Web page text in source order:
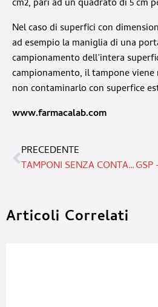
cm2, pari ad un quadrato di 5 cm
Nel caso di superfici con
ad esempio la maniglia di una
campionamento dell’intera
campionamento, il tampone
non contaminarlo con superfice
www.farmacalab.com
PRECEDENTE
TAMPONI SENZA CONTATTO CON I ROBOT FANUC
Articoli Correlati